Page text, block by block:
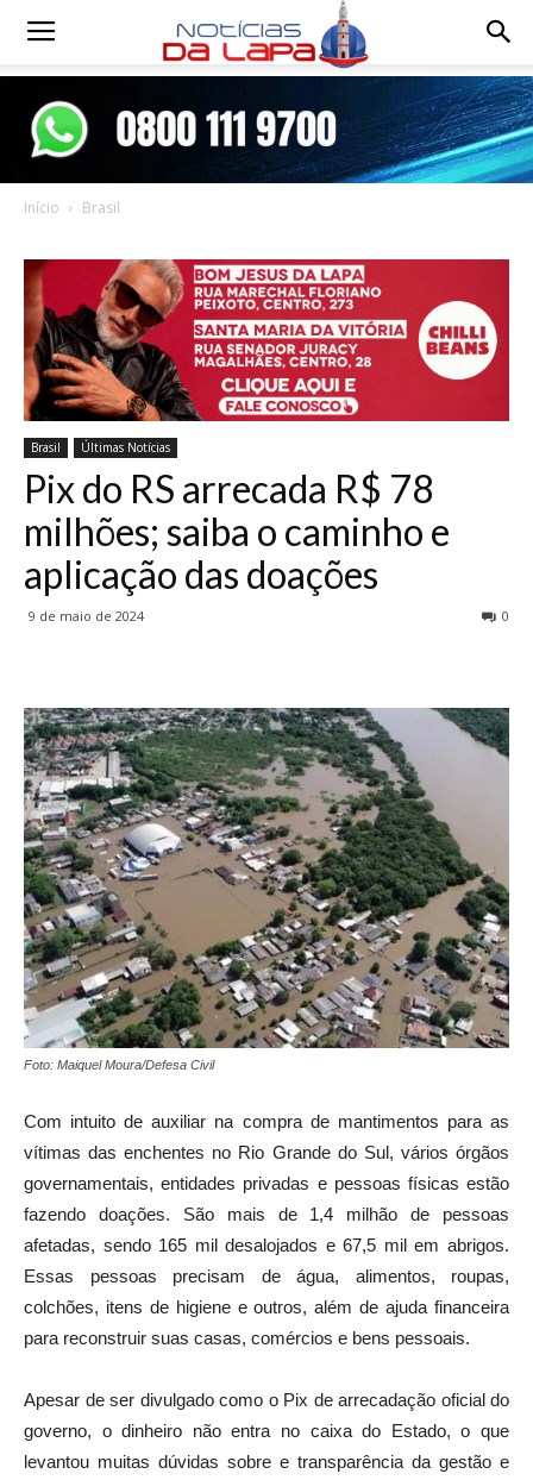
Notícias
Início Brasil
Brasil Últimas Notícias
Pix do RS arrecada R$ 78
milhões; saiba o caminho e
aplicação das doações
9 de maio de 2024 0
Foto: Maiquel Moura/Defesa Civil
Com intuito de auxiliar na compra de mantimentos para as
vítimas das enchentes no Rio Grande do Sul, vários órgãos
governamentais, entidades privadas e pessoas físicas estão
fazendo doações. São mais de 1,4 milhão de pessoas
afetadas, sendo 165 mil desalojados e 67,5 mil em abrigos.
Essas pessoas precisam de água, alimentos, roupas,
colchões, itens de higiene e outros, além de ajuda financeira
para reconstruir suas casas, comércios e bens pessoais.
Apesar de ser divulgado como o Pix de arrecadação oficial do
governo, o dinheiro não entra no caixa do Estado, o que
levantou muitas dúvidas sobre e transparência da gestão e